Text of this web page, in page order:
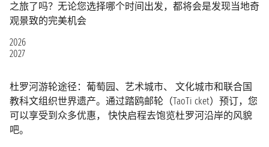
之旅了吗？无论您选择哪个时间出发，都将会是发现当地奇
观景致的完美机会
2026
2027
杜罗河游轮途径：葡萄园、艺术城市、 文化城市和联合国
教科文组织世界遗产。通过踏鸥邮轮（TaoTi cket）预订，您
可以享受到众多优惠， 快快启程去饱览杜罗河沿岸的风貌
吧。